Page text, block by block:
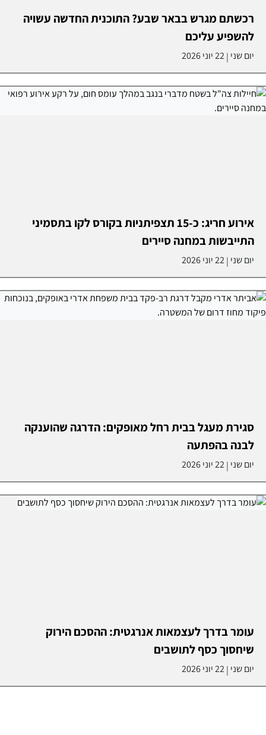
רכשתם מגרש בבאר שבע? התוכנית החדשה עשויה
להשפיע עליכם
יום שני |22 יוני 2026
אירוע חריג: כ-15 תצפיתניות בקורס לקו בתסמיני
התייבשות במחנה סיירים
יום שני |22 יוני 2026
סגירת מעגל בבית רחל מאופקים: הדרגה שהוענקה
לבנה בהפתעה
יום שני |22 יוני 2026
עומר בדרך לעצמאות אנרגטית: ההסכם הירוק
שיחסוך כסף לתושבים
יום שני |22 יוני 2026